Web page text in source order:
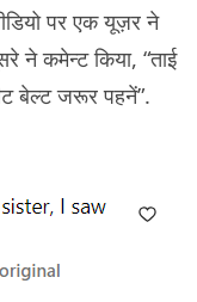
पर एक यूज़र ने
ने कमेन्ट किया, “ताई
बेल्ट जरूर पहनें”.